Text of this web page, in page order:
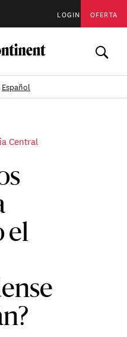
LOGIN OFERTA
Español
Central
el